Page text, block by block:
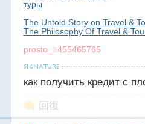
туры
The Untold Story on Travel &
The Philosophy Of Travel &
prosto_=455465765
как получить кредит с
回復